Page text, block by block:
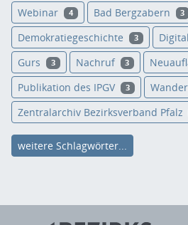
Webinar 4 Bad Bergzabern 3
Demokratiegeschichte 3
Gurs 3 Nachruf 3
Publikation des IPGV 3
Zentralarchiv Bezirksverband Pfalz
weitere Schlagwörter...